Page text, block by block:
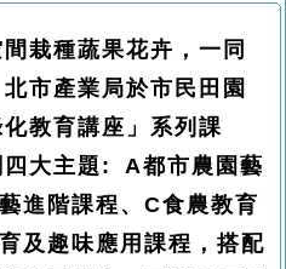
栽種蔬果花卉，一同
市產業局於市民田園
教育講座」系列課
四大主題: A都市農園藝
進階課程、C食農教育
及趣味應用課程，搭配